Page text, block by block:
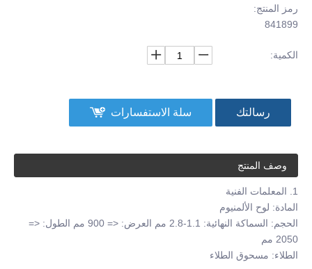
رمز المنتج:
841899
الكمية:
رسالتك سلة الاستفسارات
وصف المنتج
1. المعلمات الفنية
المادة: لوح الألمنيوم
الحجم: السماكة النهائية: 1.1-2.8 مم العرض: <= 900 مم الطول: <=
2050 مم
الطلاء: مسحوق الطلاء